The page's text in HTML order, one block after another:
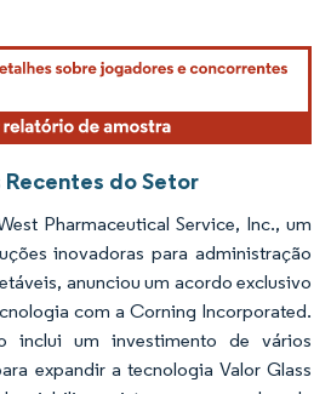
O reuso requer atribuição conforme CC BY 4.0.
do Setor
Pharmaceutical Service, Inc., um
inovadoras para administração
anunciou um acordo exclusivo
com a Corning Incorporated.
inclui um investimento de vários
expandir a tecnologia Valor Glass